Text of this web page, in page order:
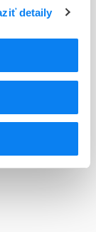
detaily